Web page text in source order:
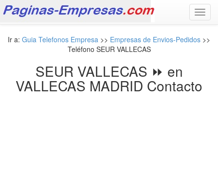
Ir a: Guia Telefonos Empresa >> Empresas de Envios-Pedidos >>
Teléfono SEUR VALLECAS
SEUR VALLECAS ⏩ en
VALLECAS MADRID Contacto